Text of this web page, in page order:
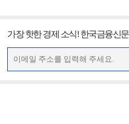
가장 핫한 경제 소식! 한국금융신